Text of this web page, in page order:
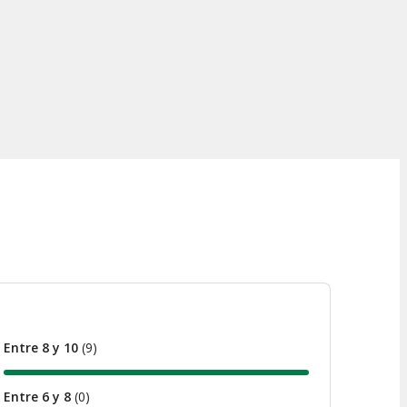
Entre 8 y 10 (9)
Entre 6 y 8 (0)